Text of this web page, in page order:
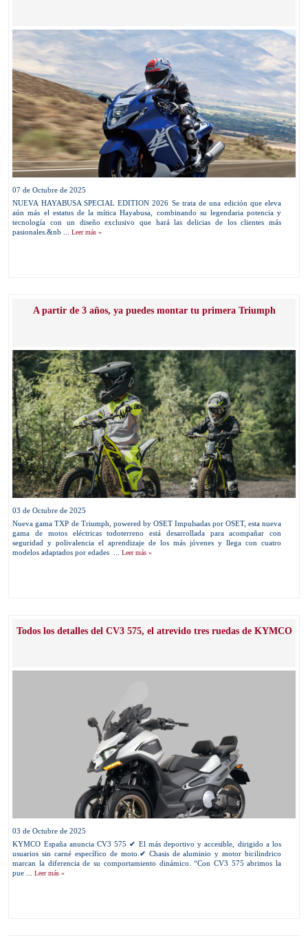
07 de Octubre de 2025
NUEVA HAYABUSA SPECIAL EDITION 2026 Se trata de una edición que eleva
aún más el estatus de la mítica Hayabusa, combinando su legendaria potencia y
tecnología con un diseño exclusivo que hará las delicias de los clientes más
pasionales.&nb ...Leer más »
A partir de 3 años, ya puedes montar tu primera Triumph
03 de Octubre de 2025
Nueva gama TXP de Triumph, powered by OSET Impulsadas por OSET, esta nueva
gama de motos eléctricas todoterreno está desarrollada para acompañar con
seguridad y polivalencia el aprendizaje de los más jóvenes y llega con cuatro
modelos adaptados por edades ...Leer más »
Todos los detalles del CV3 575, el atrevido tres ruedas de KYMCO
03 de Octubre de 2025
KYMCO España anuncia CV3 575 ✔ El más deportivo y accesible, dirigido a los
usuarios sin carné específico de moto.✔ Chasis de aluminio y motor bicilindrico
marcan la diferencia de su comportamiento dinámico. “Con CV3 575 abrimos la
pue ...Leer más »